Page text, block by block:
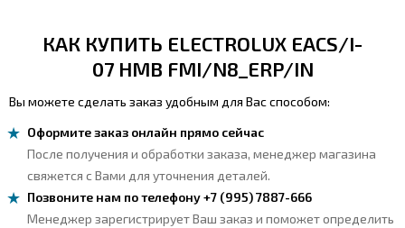
КАК КУПИТЬ ELECTROLUX EACS/I-
07 HMB FMI/N8_ERP/IN
Вы можете сделать заказ удобным для Вас способом:
Оформите заказ онлайн прямо сейчас
После получения и обработки заказа, менеджер магазина
свяжется с Вами для уточнения деталей.
Позвоните нам по телефону +7 (995) 7887-666
Менеджер зарегистрирует Ваш заказ и поможет определить